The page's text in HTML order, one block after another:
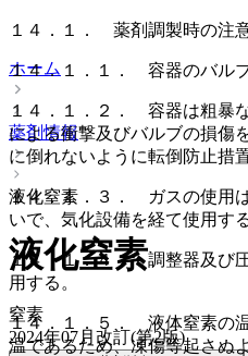
１４．１． 薬剤調製時の注
１４．１．１． 容器のバル
１４．１．２． 容器は粗暴
による衝撃及びバルブの損傷
に倒れないように転倒防止措
１４．１．３． ガスの使用
いで、気化設備を経て使用する
１４．１．４． 調整器及び
用する。
１４．１．５． 液体窒素の
温であるため、凍傷等起さぬ
ホーム
薬剤情報
液化窒素
液化窒素
窒素
2024年07月改訂(第2版)